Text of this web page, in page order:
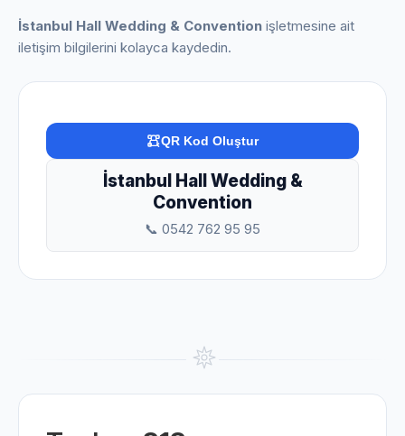
İstanbul Hall Wedding & Convention işletmesine ait
iletişim bilgilerini kolayca kaydedin.
QR Kod Oluştur
İstanbul Hall Wedding &
Convention
📞 0542 762 95 95